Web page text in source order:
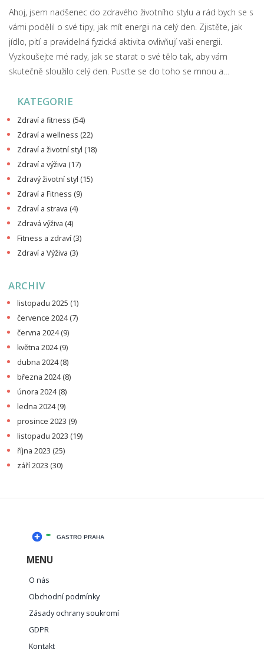
Ahoj, jsem nadšenec do zdravého životního stylu a rád bych se s
vámi podělil o své tipy, jak mít energii na celý den. Zjistěte, jak
jídlo, pití a pravidelná fyzická aktivita ovlivňují vaši energii.
Vyzkoušejte mé rady, jak se starat o své tělo tak, aby vám
skutečně sloužilo celý den. Pusťte se do toho se mnou a
KATEGORIE
Zdraví a fitness (54)
Zdraví a wellness (22)
Zdraví a životní styl (18)
Zdraví a výživa (17)
Zdravý životní styl (15)
Zdraví a Fitness (9)
Zdraví a strava (4)
Zdravá výživa (4)
Fitness a zdraví (3)
Zdraví a Výživa (3)
ARCHIV
listopadu 2025 (1)
července 2024(7)
června 2024(9)
května 2024(9)
dubna 2024(8)
března 2024(8)
února 2024(8)
ledna 2024(9)
prosince 2023 (9)
listopadu 2023 (19)
října 2023 (25)
září 2023 (30)
MENU
O nás
Obchodní podmínky
Zásady ochrany soukromí
GDPR
Kontakt